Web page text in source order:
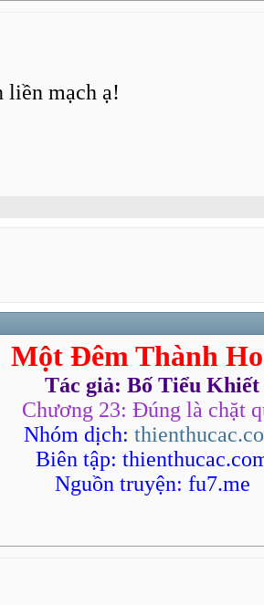
liền mạch ạ!
Một Đêm Thành
Tác giả: Bố Tiểu Khiết
Chương 23: Đúng là chặt
Nhóm dịch:
Biên tập:
Nguồn truyện: fu7.me